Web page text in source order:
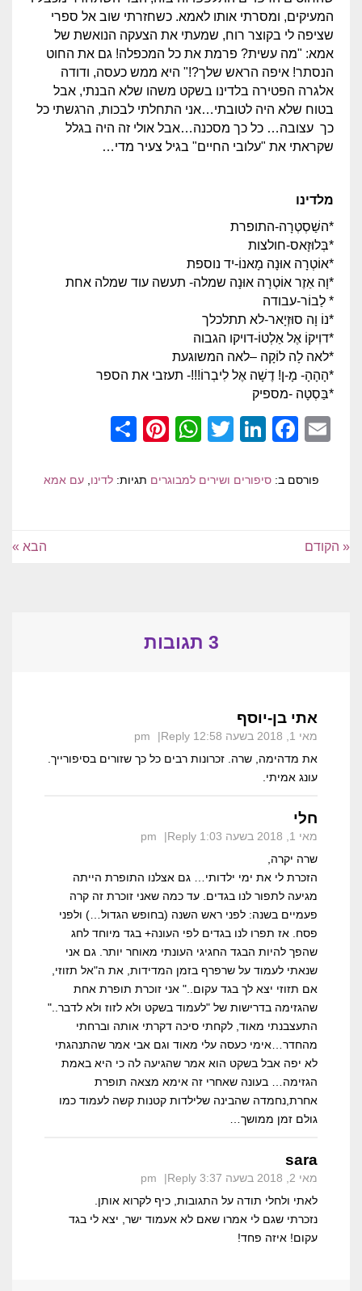
המעיקים, ומסרתי אותו לאמא. כשחזרתי שוב אל ספרי
שציפה לי בקוצר רוח, שמעתי את הצעקה הנואשת של
אמא: "מה עשית? פרמת את כל המכפלה! גם את החוט
הנסתר! איפה הראש שלך?!" היא ממש כעסה, ודודה
אלגרה הפטירה בלדינו בשקט משהו שלא הבנתי, אבל
בטוח שלא היה לטובתי…אני התחלתי לבכות, הרגשתי כל
כך עצובה… כל כך מסכנה…אבל אולי זה היה בגלל
שקראתי את "עלובי החיים" בגיל צעיר מדי…
מלדינו
*השַׁסְטְרָה-התופרת
*בְּלוּזָאס-חולצות
*אוֹטְרָה אוּנָה מָאנוֹ-יד נוספת
*וָה אַזֶר אוֹטְרָה אוּנָה שמלה- תעשה עוד שמלה אחת
* לַבוֹר-עבודה
*נוֹ וָה סוּזְיָאר-לא תתלכלך
*דוִיקוֹ אֶל אַלְטוֹ-דויקו הגבוה
*לאה לָה לוֹקָה –לאה המשוגעת
*הָהָהָ- מָ-ן! דֶשָׁה אֶל לִיבְרוֹ!!!- תעזבי את הספר
*בַּסְטָה -מספיק
Email
Facebook
LinkedIn
Twitter
WhatsApp
Pinterest
פורסם ב:סיפורים ושירים למבוגרים תגיות:לדינו ,עם אמא
« הקודם הבא »
3 תגובות
אתי בן-יוסף
מאי 1, 2018 בשעה 12:58 pm
Reply
את מדהימה, שרה. זכרונות רבים כל כך שזורים בסיפורייך.
עונג אמיתי.
חלי
מאי 1, 2018 בשעה 1:03 pm
Reply
שרה יקרה,
הזכרת לי את ימי ילדותי… גם אצלנו התופרת הייתה
מגיעה לתפור לנו בגדים. עד כמה שאני זוכרת זה קרה
פעמיים בשנה: לפני ראש השנה (בחופש הגדול…) ולפני
פסח. אז תפרו לנו בגדים לפי העונה+ בגד מיוחד לחג
שהפך להיות הבגד החגיגי העונתי מאוחר יותר. גם אני
שנאתי לעמוד על שרפרף בזמן המדידות, את ה"אל תזוזי,
אם תזוזי יצא לך בגד עקום.." אני זוכרת תופרת אחת
שהגזימה בדרישות של "לעמוד בשקט ולא לזוז ולא לדבר.."
התעצבנתי מאוד, לקחתי סיכה דקרתי אותה וברחתי
מהחדר…אימי כעסה עלי מאוד וגם אבי אמר שהתנהגתי
לא יפה אבל בשקט הוא אמר שהגיעה לה כי היא באמת
הגזימה… בעונה שאחרי זה אימא מצאה תופרת
אחרת,נחמדה שהבינה שלילדות קטנות קשה לעמוד כמו
גולם זמן ממושך…
sara
מאי 2, 2018 בשעה 3:37 pm
Reply
לאתי ולחלי תודה על התגובות, כיף לקרוא אותן.
נזכרתי שגם לי אמרו שאם לא אעמוד ישר, יצא לי בגד
עקום! איזה פחד!